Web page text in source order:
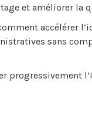
et améliorer la
accélérer
sans
progressivement